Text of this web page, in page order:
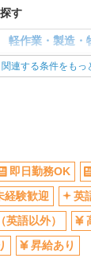
す
軽作業・製造・
車通
社会
関連する条件をもっ
即日勤務OK
経験歓迎
英
語以外）
昇給あり